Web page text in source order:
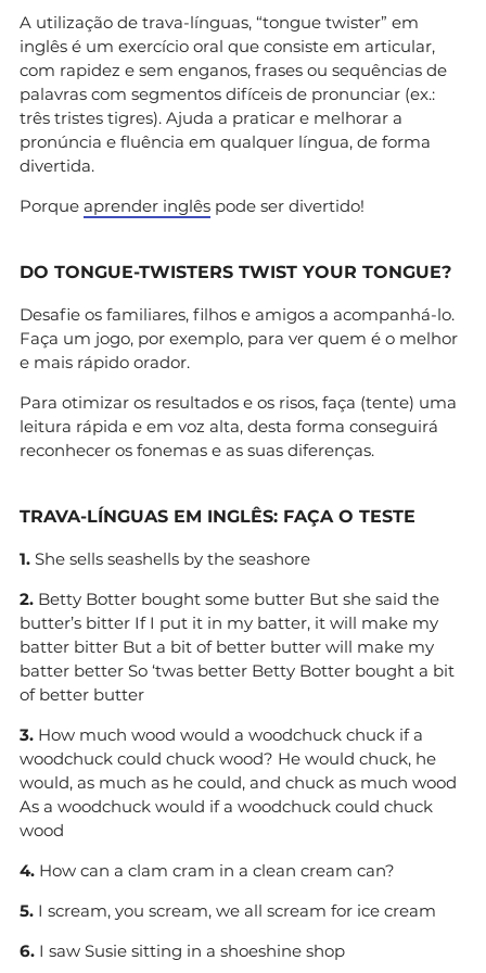
A utilização de trava-línguas, “tongue twister” em
inglês é um exercício oral que consiste em articular,
com rapidez e sem enganos, frases ou sequências de
palavras com segmentos difíceis de pronunciar (ex.:
três tristes tigres). Ajuda a praticar e melhorar a
pronúncia e fluência em qualquer língua, de forma
divertida.
Porque aprender inglês pode ser divertido!
DO TONGUE-TWISTERS TWIST YOUR TONGUE?
Desafie os familiares, filhos e amigos a acompanhá-lo.
Faça um jogo, por exemplo, para ver quem é o melhor
e mais rápido orador.
Para otimizar os resultados e os risos, faça (tente) uma
leitura rápida e em voz alta, desta forma conseguirá
reconhecer os fonemas e as suas diferenças.
TRAVA-LÍNGUAS EM INGLÊS: FAÇA O TESTE
1. She sells seashells by the seashore
2. Betty Botter bought some butter But she said the
butter’s bitter If I put it in my batter, it will make my
batter bitter But a bit of better butter will make my
batter better So ‘twas better Betty Botter bought a bit
of better butter
3. How much wood would a woodchuck chuck if a
woodchuck could chuck wood? He would chuck, he
would, as much as he could, and chuck as much wood
As a woodchuck would if a woodchuck could chuck
wood
4. How can a clam cram in a clean cream can?
5. I scream, you scream, we all scream for ice cream
6. I saw Susie sitting in a shoeshine shop